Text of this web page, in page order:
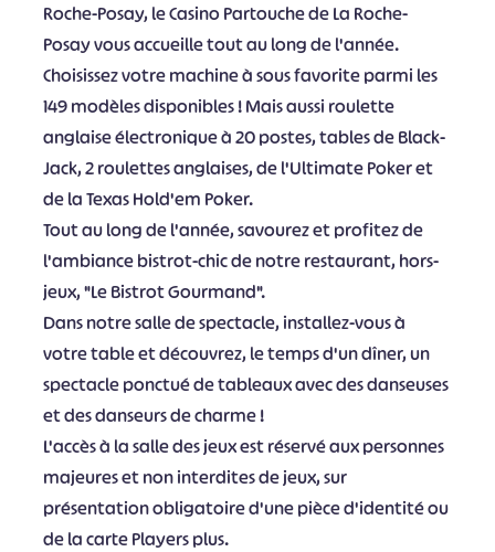
Roche-Posay, le Casino Partouche de La Roche-
Posay vous accueille tout au long de l'année.
Choisissez votre machine à sous favorite parmi les
149 modèles disponibles ! Mais aussi roulette
anglaise électronique à 20 postes, tables de Black-
Jack, 2 roulettes anglaises, de l'Ultimate Poker et
de la Texas Hold'em Poker.
Tout au long de l'année, savourez et profitez de
l'ambiance bistrot-chic de notre restaurant, hors-
jeux, "Le Bistrot Gourmand".
Dans notre salle de spectacle, installez-vous à
votre table et découvrez, le temps d'un dîner, un
spectacle ponctué de tableaux avec des danseuses
et des danseurs de charme !
L'accès à la salle des jeux est réservé aux personnes
majeures et non interdites de jeux, sur
présentation obligatoire d'une pièce d'identité ou
de la carte Players plus.